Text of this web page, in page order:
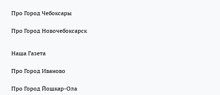
Про Город Чебоксары
Про Город Новочебоксарск
Наша Газета
Про Город Иваново
Про Город Йошкар-Ола